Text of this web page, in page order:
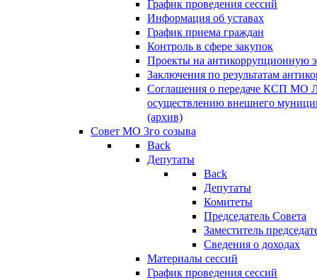
График проведения сессий
Информация об уставах
График приема граждан
Контроль в сфере закупок
Проекты на антикоррупционную
Заключения по результатам
Соглашения о передаче КСП МО
осуществлению внешнего
(архив)
Совет МО 3го созыва
Back
Депутаты
Back
Депутаты
Комитеты
Председатель Совета
Заместитель
Сведения о доходах
Материалы сессий
График проведения сессий